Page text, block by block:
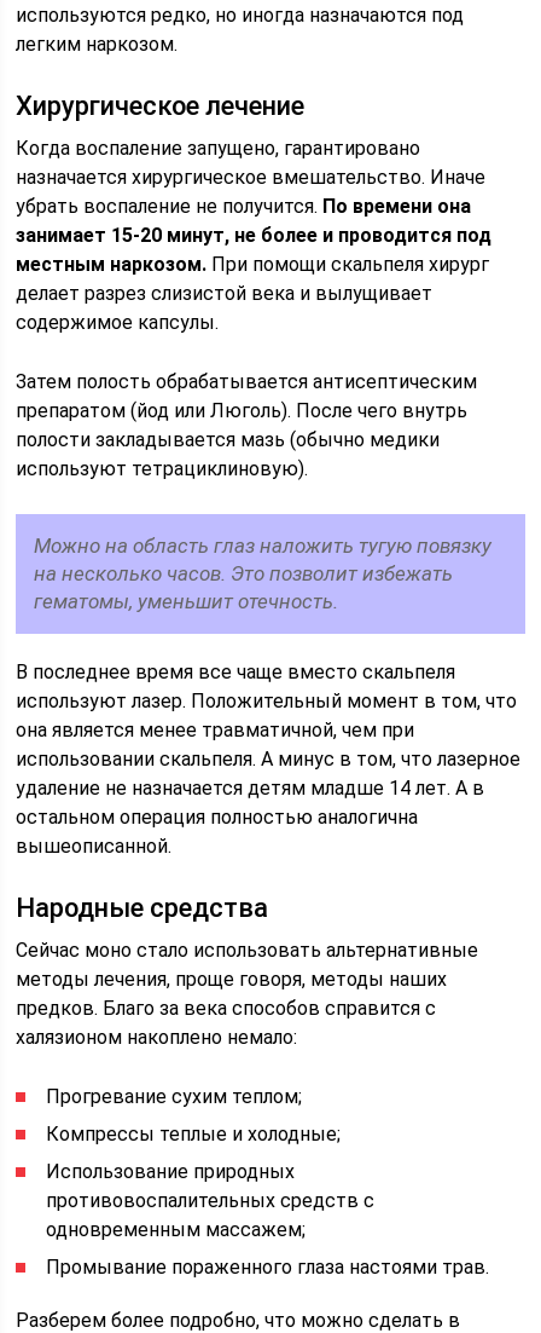
используются редко, но иногда назначаются под
легким наркозом.
Хирургическое лечение
Когда воспаление запущено, гарантировано
назначается хирургическое вмешательство. Иначе
убрать воспаление не получится. По времени она
занимает 15-20 минут, не более и проводится под
местным наркозом. При помощи скальпеля хирург
делает разрез слизистой века и вылущивает
содержимое капсулы.
Затем полость обрабатывается антисептическим
препаратом (йод или Люголь). После чего внутрь
полости закладывается мазь (обычно медики
используют тетрациклиновую).
Можно на область глаз наложить тугую повязку
на несколько часов. Это позволит избежать
гематомы, уменьшит отечность.
В последнее время все чаще вместо скальпеля
используют лазер. Положительный момент в том, что
она является менее травматичной, чем при
использовании скальпеля. А минус в том, что лазерное
удаление не назначается детям младше 14 лет. А в
остальном операция полностью аналогична
вышеописанной.
Народные средства
Сейчас моно стало использовать альтернативные
методы лечения, проще говоря, методы наших
предков. Благо за века способов справится с
халязионом накоплено немало:
Прогревание сухим теплом;
Компрессы теплые и холодные;
Использование природных
противовоспалительных средств с
одновременным массажем;
Промывание пораженного глаза настоями трав.
Разберем более подробно, что можно сделать в